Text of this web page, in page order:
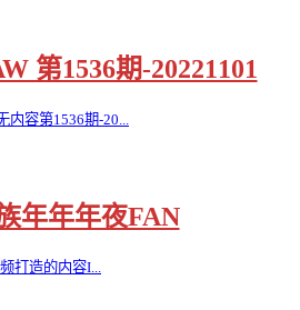
第1536期-20221101
容第1536期-20...
年年年夜FAN
打造的内容I...